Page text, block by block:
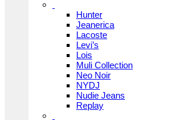
Hunter
Jeanerica
Lacoste
Levi’s
Lois
Muli Collection
Neo Noir
NYDJ
Nudie Jeans
Replay